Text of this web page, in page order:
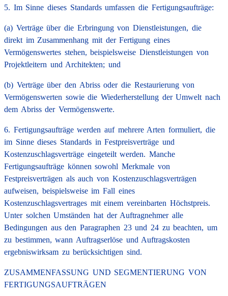
5. Im Sinne dieses Standards umfassen die Fertigungsaufträge:
(a) Verträge über die Erbringung von Dienstleistungen, die
direkt im Zusammenhang mit der Fertigung eines
Vermögenswertes stehen, beispielsweise Dienstleistungen von
Projektleitern und Architekten; und
(b) Verträge über den Abriss oder die Restaurierung von
Vermögenswerten sowie die Wiederherstellung der Umwelt nach
dem Abriss der Vermögenswerte.
6. Fertigungsaufträge werden auf mehrere Arten formuliert, die
im Sinne dieses Standards in Festpreisverträge und
Kostenzuschlagsverträge eingeteilt werden. Manche
Fertigungsaufträge können sowohl Merkmale von
Festpreisverträgen als auch von Kostenzuschlagsverträgen
aufweisen, beispielsweise im Fall eines
Kostenzuschlagsvertrages mit einem vereinbarten Höchstpreis.
Unter solchen Umständen hat der Auftragnehmer alle
Bedingungen aus den Paragraphen 23 und 24 zu beachten, um
zu bestimmen, wann Auftragserlöse und Auftragskosten
ergebniswirksam zu berücksichtigen sind.
ZUSAMMENFASSUNG UND SEGMENTIERUNG VON
FERTIGUNGSAUFTRÄGEN